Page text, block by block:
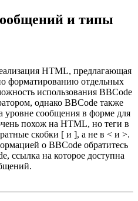
и типы
HTML, предлагающая
форматированию отдельных
использования BBCode
однако BBCode также
уровне сообщения в форме для
похож на HTML, но теги в
скобки [ и ], а не в < и >.
о BBCode обратитесь
ссылка на которое доступна